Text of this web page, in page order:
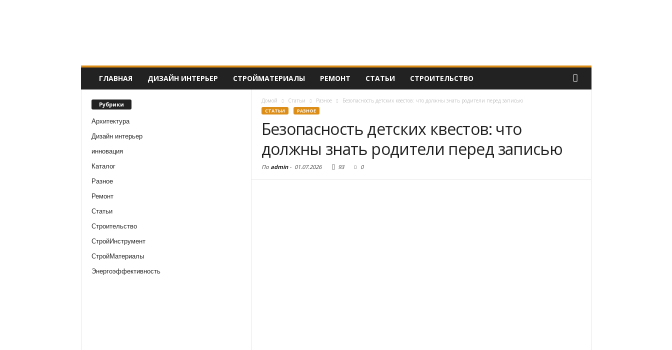
ГЛАВНАЯ ДИЗАЙН ИНТЕРЬЕР СТРОЙМАТЕРИАЛЫ РЕМОНТ СТАТЬИ СТРОИТЕЛЬСТВО
Рубрики
Архитектура
Дизайн интерьер
инновация
Каталог
Разное
Ремонт
Статьи
Строительство
СтройИнструмент
СтройМатериалы
Энергоэффективность
Домой Статьи Разное Безопасность детских квестов: что должны знать родители перед записью
СТАТЬИ РАЗНОЕ
Безопасность детских квестов: что
должны знать родители перед записью
По admin- 01.07.2026 93 0